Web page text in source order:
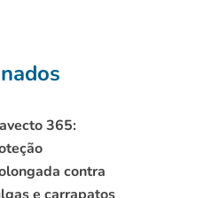
365:
contra